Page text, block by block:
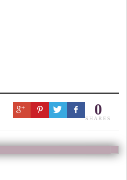
0
SHARES